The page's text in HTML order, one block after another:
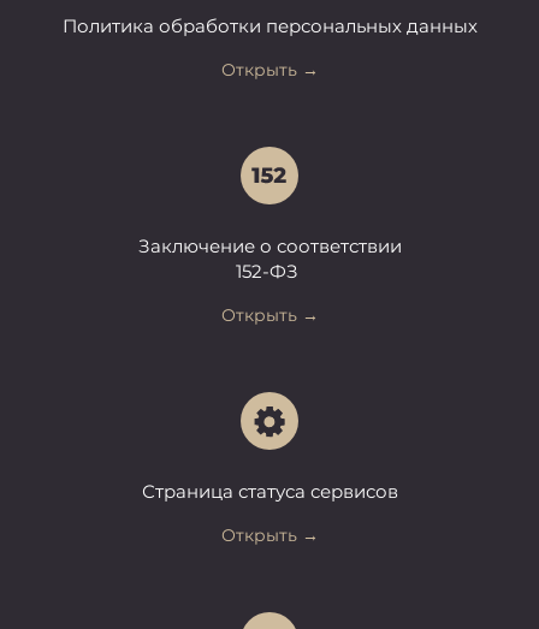
Политика обработки персональных данных
Открыть →
Заключение о соответствии
152-ФЗ
Открыть →
Страница статуса сервисов
Открыть →